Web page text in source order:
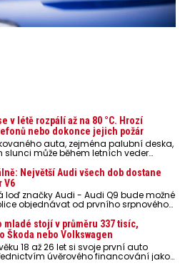
v létě rozpálí až na 80 °C. Hrozí
nebo dokonce jejich požár
auta, zejména palubní deska,
slunci může během letních veder
odložené mobilní telefony, powerbanky
Můžou urychlit stárnutí baterií,
a ve výjimečných případech i
Největší Audi všech dob dostane
V6
loď značky Audi - Audi Q9 bude možné
objednávat od prvního srpnového
mladé stojí v průměru 337 tisíc,
Škoda nebo Volkswagen
18 až 26 let si svoje první auto
úvěrového financování jako